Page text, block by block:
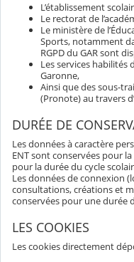
L’établissement
Le rectorat de
Le ministère de
Sports, notamment
RGPD du GAR sont
Les services habilités
Garonne,
Ainsi que des sous-
(Pronote) au travers
DURÉE DE
Les données à caractère
ENT sont conservées pour
pour la durée du cycle
Les données de connexion
consultations, créations et
conservées pour une durée
LES COOKIES
Les cookies directement